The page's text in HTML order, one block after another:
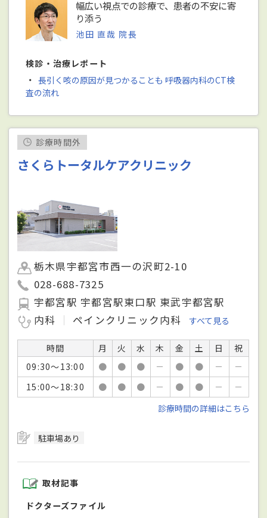
幅広い視点での診療で、患者の不安に寄
り添う
池田 直哉 院長
検診・治療レポート
・ 長引く咳の原因が見つかることも 呼吸器内科のCT検
査の流れ
診療時間外
さくらトータルケアクリニック
栃木県宇都宮市西一の沢町2-10
028-688-7325
宇都宮駅 宇都宮駅東口駅 東武宇都宮駅
内科
ペインクリニック内科 すべて見る
時間 月 火 水 木 金 土 日
祝
09:30～13:00
● ● ● － ● ● －
－
15:00～18:30
● ● ● － ● ● －
－
診療時間の詳細はこちら
駐車場あり
取材記事
ドクターズファイル